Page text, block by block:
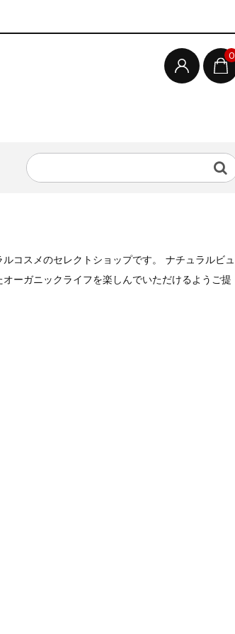
0
コスメのセレクトショップです。 ナチュラルビュ
ーガニックライフを楽しんでいただけるようご提